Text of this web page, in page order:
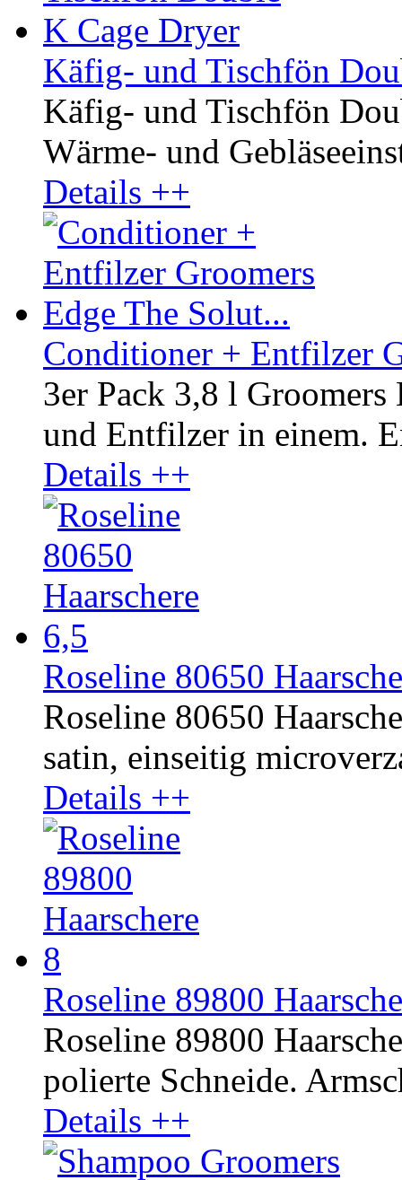
Käfig- und Tischfön
Käfig- und Tischfön
Wärme- und
Details ++
Conditioner + Entfilzer
3er Pack 3,8 l
und Entfilzer in einem.
Details ++
Roseline 80650
Roseline 80650
satin, einseitig
Details ++
Roseline 89800
Roseline 89800
polierte Schneide.
Details ++